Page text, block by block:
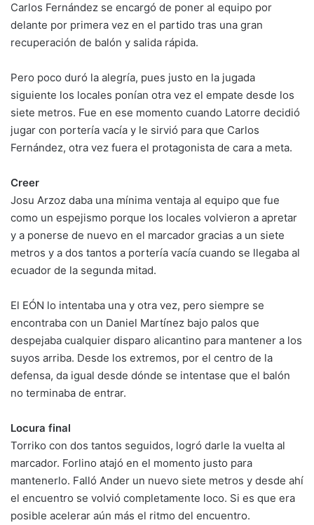
Carlos Fernández se encargó de poner al equipo por
delante por primera vez en el partido tras una gran
recuperación de balón y salida rápida.
Pero poco duró la alegría, pues justo en la jugada
siguiente los locales ponían otra vez el empate desde los
siete metros. Fue en ese momento cuando Latorre decidió
jugar con portería vacía y le sirvió para que Carlos
Fernández, otra vez fuera el protagonista de cara a meta.
Creer
Josu Arzoz daba una mínima ventaja al equipo que fue
como un espejismo porque los locales volvieron a apretar
y a ponerse de nuevo en el marcador gracias a un siete
metros y a dos tantos a portería vacía cuando se llegaba al
ecuador de la segunda mitad.
El EÓN lo intentaba una y otra vez, pero siempre se
encontraba con un Daniel Martínez bajo palos que
despejaba cualquier disparo alicantino para mantener a los
suyos arriba. Desde los extremos, por el centro de la
defensa, da igual desde dónde se intentase que el balón
no terminaba de entrar.
Locura final
Torriko con dos tantos seguidos, logró darle la vuelta al
marcador. Forlino atajó en el momento justo para
mantenerlo. Falló Ander un nuevo siete metros y desde ahí
el encuentro se volvió completamente loco. Si es que era
posible acelerar aún más el ritmo del encuentro.